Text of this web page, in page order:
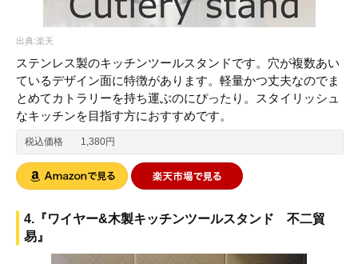
出典:楽天
ステンレス製のキッチンツールスタンドです。穴が複数あい
ているデザイン面に特徴があります。軽量かつ丈夫なのでま
とめてカトラリーを持ち運ぶのにぴったり。スタイリッシュ
なキッチンを目指す方におすすめです。
税込価格 1,380円
4.『ワイヤー&木製キッチンツールスタンド 不二貿
易』